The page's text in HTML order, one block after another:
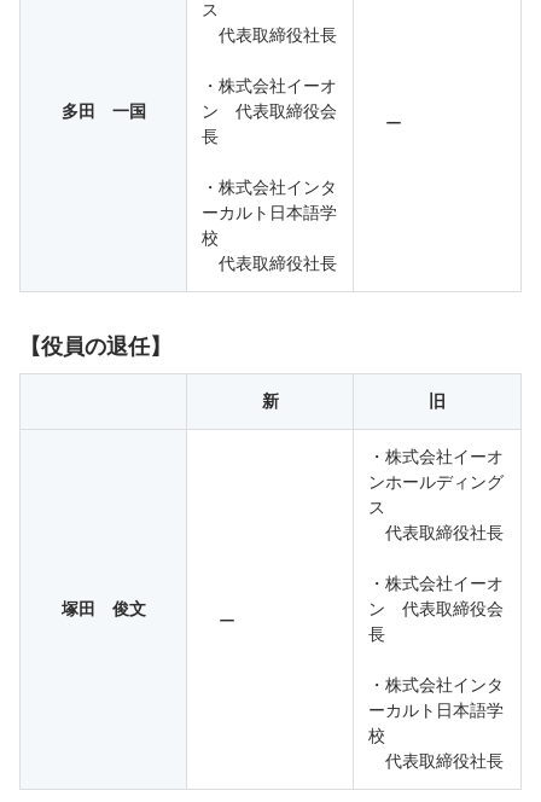
多田 一国
ス
代表取締役社長
・株式会社イーオ
ン 代表取締役会
長
・株式会社インタ
ーカルト日本語学
校
代表取締役社長
ー
【役員の退任】
新 旧
塚田 俊文
ー
・株式会社イーオ
ンホールディング
ス
代表取締役社長
・株式会社イーオ
ン 代表取締役会
長
・株式会社インタ
ーカルト日本語学
校
代表取締役社長